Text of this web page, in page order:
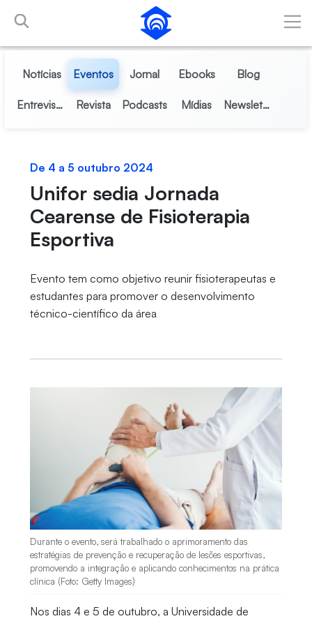
Pular para o Conteúdo principal
Notícias Eventos Jornal Ebooks Blog
Entrevistas Revista Podcasts Mídias Newsletter
De 4 a 5 outubro 2024
Unifor sedia Jornada
Cearense de Fisioterapia
Esportiva
Evento tem como objetivo reunir fisioterapeutas e
estudantes para promover o desenvolvimento
técnico-científico da área
Durante o evento, será trabalhado o aprimoramento das
estratégias de prevenção e recuperação de lesões esportivas,
promovendo a integração e aplicando conhecimentos na prática
clínica (Foto: Getty Images)
Nos dias 4 e 5 de outubro, a Universidade de